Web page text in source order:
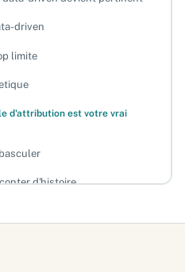
driven
limite
d'attribution est votre vrai
d'histoire